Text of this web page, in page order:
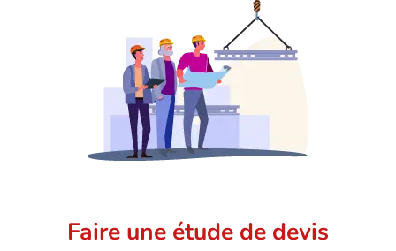
Faire une étude de devis